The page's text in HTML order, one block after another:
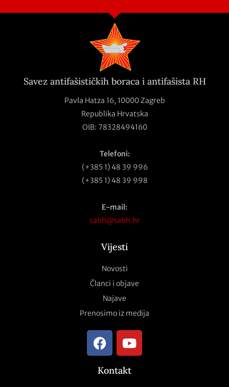
Savez antifašističkih boraca i antifašista RH
Pavla Hatza 16, 10000 Zagreb
Republika Hrvatska
OIB: 78328494160
Telefoni:
(+385 1) 48 39 996
(+385 1) 48 39 998
E-mail:
sabh@sabh.hr
Vijesti
Novosti
Članci i objave
Najave
Prenosimo iz medija
Kontakt